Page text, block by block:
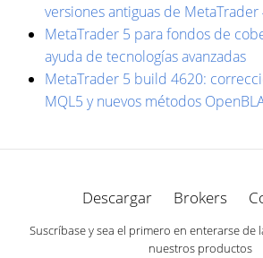
versiones antiguas de
MetaTrader 5 para fondos de
ayuda de tecnologías avanzadas
MetaTrader 5 build 4620:
MQL5 y nuevos métodos
Descargar Brokers
Suscríbase y sea el primero en enterarse de
nuestros productos